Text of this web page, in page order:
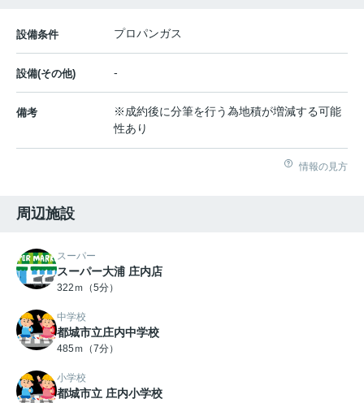
設備条件 プロパンガス
設備(その他) -
備考
※成約後に分筆を行う為地積が増減する可能
性あり
情報の見方
周辺施設
スーパー
スーパー大浦 庄内店
322ｍ（5分）
中学校
都城市立庄内中学校
485ｍ（7分）
小学校
都城市立 庄内小学校